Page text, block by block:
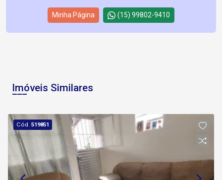
Minha Página (15) 99802-9410
Imóveis Similares
Cód.519851